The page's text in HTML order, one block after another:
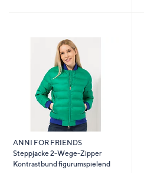
ANNI FOR FRIENDS
Steppjacke 2-Wege-Zipper
Kontrastbund figurumspielend